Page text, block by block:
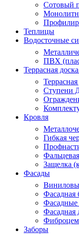
Сотовый
Теплицы
Водосточные
ПВХ
Террасная
Террасная
Ступени
Кровля
Гибкая
Защелка
Фасады
Фасадная
Заборы